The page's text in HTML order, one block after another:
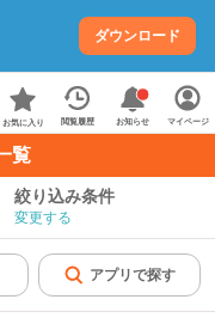
ダウンロード
お気に入り 閲覧履歴 お知らせ マイページ
覧
絞り込み条件
変更する
アプリで探す